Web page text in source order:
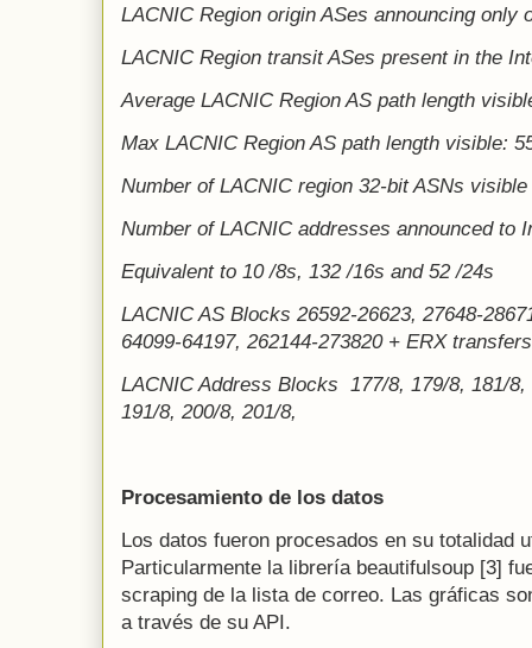
LACNIC Region origin ASes announcing only
LACNIC Region transit ASes present in the
Average LACNIC Region AS path length
Max LACNIC Region AS path length visible:
Number of LACNIC region 32-bit ASNs
Number of LACNIC addresses announced to
Equivalent to 10 /8s, 132 /16s and 52 /24s
LACNIC AS Blocks 26592-26623, 27648-
64099-64197, 262144-273820 + ERX transfers
LACNIC Address Blocks 177/8, 179/8, 181/
191/8, 200/8, 201/8,
Procesamiento de los datos
Los datos fueron procesados en su totalidad
Particularmente la librería beautifulsoup [3]
scraping de la lista de correo. Las gráficas
a través de su API.